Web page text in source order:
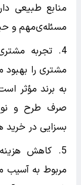
منابع طبیعی
مسئله‌ی‌مهم و
4. تجربه
مشتری را
به برند مؤثر
صرف طرح و
بسزایی در خرید
5. کاهش
مربوط به